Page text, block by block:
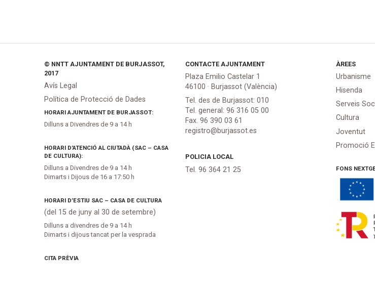
© NNTT AJUNTAMENT DE BURJASSOT,
2017
Avís Legal
Política de Protecció de Dades
HORARI AJUNTAMENT DE BURJASSOT:
Dilluns a Divendres de 9 a 14 h
HORARI D’ATENCIÓ AL CIUTADÀ (SAC – CASA
DE CULTURA):
Dilluns a Divendres de 9 a 14 h
Dimarts i Dijous de 16 a 17:50 h
HORARI D’ESTIU SAC – CASA DE CULTURA
(del 15 de juny al 30 de setembre)
Dilluns a divendres de 9 a 14 h
Dimarts i dijous tancat per la vesprada
CITA PRÈVIA
CONTACTE AJUNTAMENT
Plaza Emilio Castelar 1
46100 · Burjassot (València)
Tel. des de Burjassot: 010
Tel. general: 96 316 05 00
Fax. 96 390 03 61
registro@burjassot.es
POLICIA LOCAL
Tel. 96 364 21 25
ÀREES
Urbanisme
Hisenda
Serveis
Cultura
Joventut
Promoció
FONS